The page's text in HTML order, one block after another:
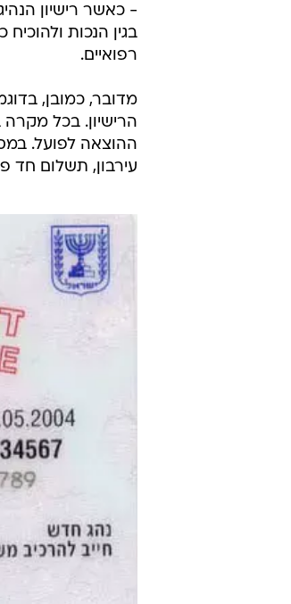
- כאשר רישיון
בגין הנכות
רפואיים.
מדובר, כמובן,
הרישיון. בכל
ההוצאה לפועל.
עירבון, תשלום חד